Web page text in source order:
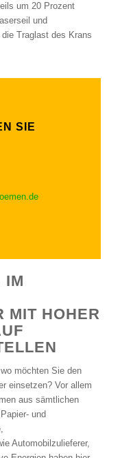
um 20 Prozent
und
Traglast des Krans
SIE
IM
MIT HOHER
möchten Sie den
einsetzen? Vor allem
aus sämtlichen
und
Automobilzulieferer,